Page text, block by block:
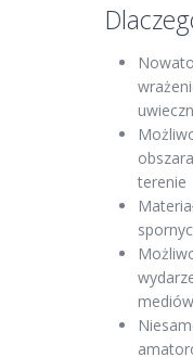
terenie
mediów